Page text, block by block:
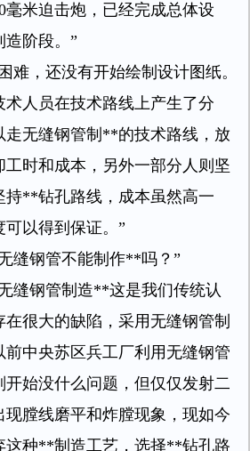
毫米迫击炮，已经完成总体设
阶段。”
难，还没有开始绘制设计图纸。
人员在技术路线上产生了分
走无缝钢管制**的技术路线，放
时和成本，另外一部分人则坚
持**钻孔路线，成本虽然高一
以得到保证。”
缝钢管不能制作**吗？”
缝钢管制造**这是我们传统认
很大的缺陷，采用无缝钢管制
中央苏区兵工厂利用无缝钢管
始没什么问题，但仅仅发射二
膛线磨平和炸膛现象，现如今
这种**制造工艺，选择**钻孔路